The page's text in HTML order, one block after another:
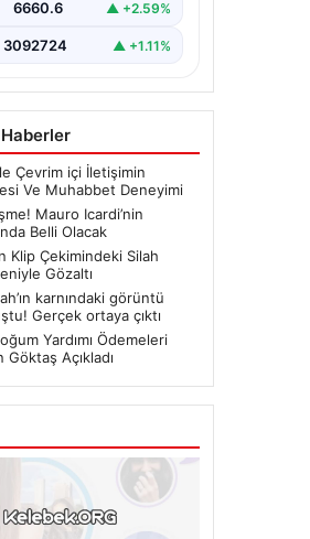
6660.6 ▲ +2.59%
3092724 ▲ +1.11%
Çevrim içi İletişimin
Ve Muhabbet Deneyimi
Mauro Icardi’nin
Belli Olacak
Klip Çekimindeki Silah
Gözaltı
karnındaki görüntü
Gerçek ortaya çıktı
Yardımı Ödemeleri
Göktaş Açıkladı